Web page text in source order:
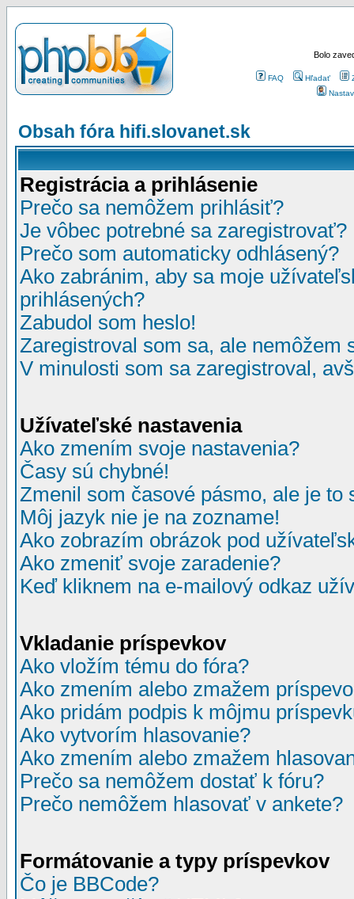
Bolo
FAQ Hľadať
Obsah fóra hifi.slovanet.sk
Registrácia a prihlásenie
Prečo sa nemôžem prihlásiť?
Je vôbec potrebné sa zaregistrovať?
Prečo som automaticky odhlásený?
Ako zabránim, aby sa moje
prihlásených?
Zabudol som heslo!
Zaregistroval som sa, ale nemôžem
V minulosti som sa zaregistroval,
Užívateľské nastavenia
Ako zmením svoje nastavenia?
Časy sú chybné!
Zmenil som časové pásmo, ale je to
Môj jazyk nie je na zozname!
Ako zobrazím obrázok pod
Ako zmeniť svoje zaradenie?
Keď kliknem na e-mailový odkaz
Vkladanie príspevkov
Ako vložím tému do fóra?
Ako zmením alebo zmažem
Ako pridám podpis k môjmu
Ako vytvorím hlasovanie?
Ako zmením alebo zmažem
Prečo sa nemôžem dostať k fóru?
Prečo nemôžem hlasovať v ankete?
Formátovanie a typy príspevkov
Čo je BBCode?